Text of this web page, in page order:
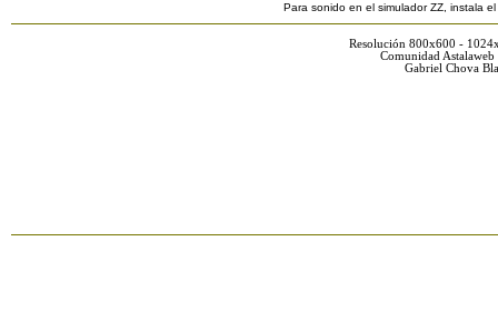
Para sonido en el simulador ZZ, instala
Resolución 800x600 -
Comunidad
Gabriel Chova